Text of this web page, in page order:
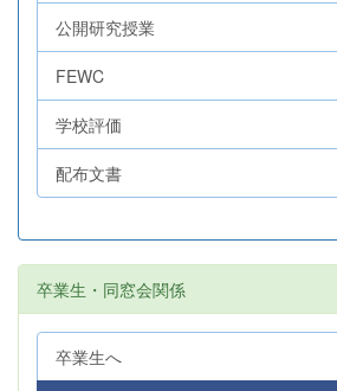
公開研究授業
FEWC
学校評価
配布文書
卒業生・同窓会関係
卒業生へ